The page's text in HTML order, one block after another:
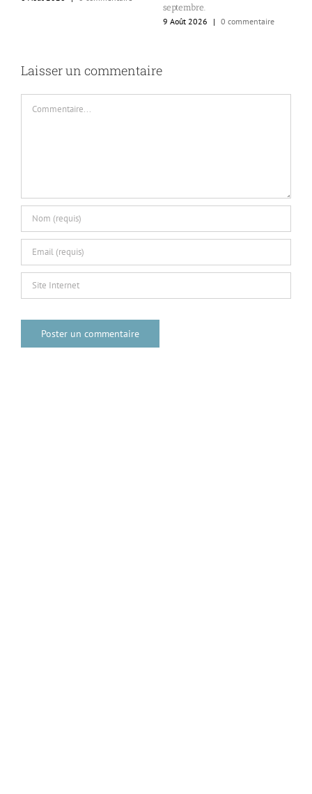
septembre.
9 Août 2026
| 0 commentaire
Laisser un commentaire